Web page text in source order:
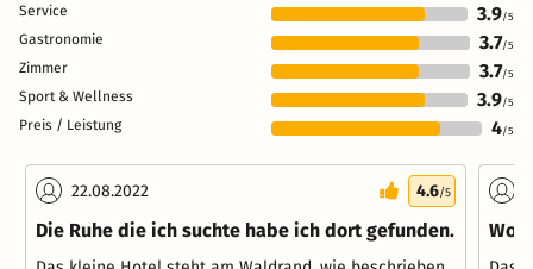
Service 3.9/5
Gastronomie 3.7/5
Zimmer 3.7/5
Sport & Wellness 3.9/5
Preis / Leistung 4/5
22.08.2022 4.6/5
Die Ruhe die ich suchte habe ich dort gefunden.